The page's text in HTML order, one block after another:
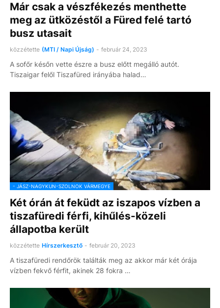
Már csak a vészfékezés menthette
meg az ütközéstől a Füred felé tartó
busz utasait
közzétette (MTI / Napi Újság) - február 24, 2023
A sofőr későn vette észre a busz előtt megálló autót.
Tiszaigar felől Tiszafüred irányába halad…
- JÁSZ-NAGYKUN-SZOLNOK VÁRMEGYE
Két órán át feküdt az iszapos vízben a
tiszafüredi férfi, kihűlés-közeli
állapotba került
közzétette Hírszerkesztő - február 20, 2023
A tiszafüredi rendőrök találták meg az akkor már két órája
vízben fekvő férfit, akinek 28 fokra …